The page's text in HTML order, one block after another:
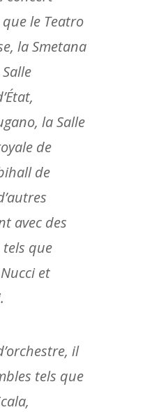
le Teatro
la Smetana
la Salle
de
de
avec des
que
et
il
tels que